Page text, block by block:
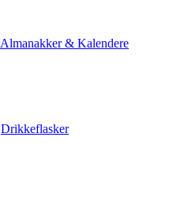
Almanakker & Kalendere
Drikkeflasker